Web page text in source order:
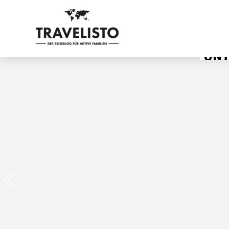
OUTDOOR-